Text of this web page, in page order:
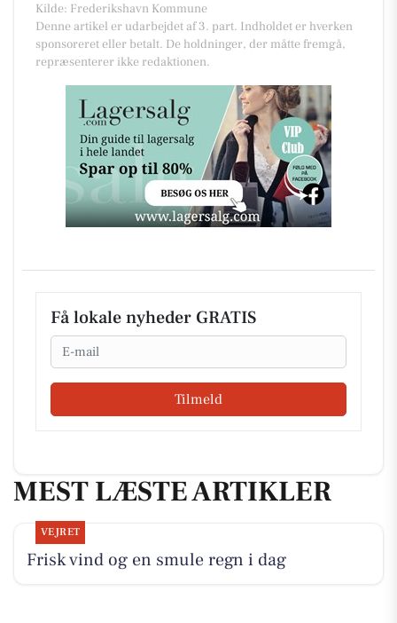
Kilde: Frederikshavn Kommune
Denne artikel er udarbejdet af 3. part. Indholdet er hverken
sponsoreret eller betalt. De holdninger, der måtte fremgå,
repræsenterer ikke redaktionen.
Få lokale nyheder GRATIS
Email
Tilmeld
MEST LÆSTE ARTIKLER
VEJRET
Frisk vind og en smule regn i dag